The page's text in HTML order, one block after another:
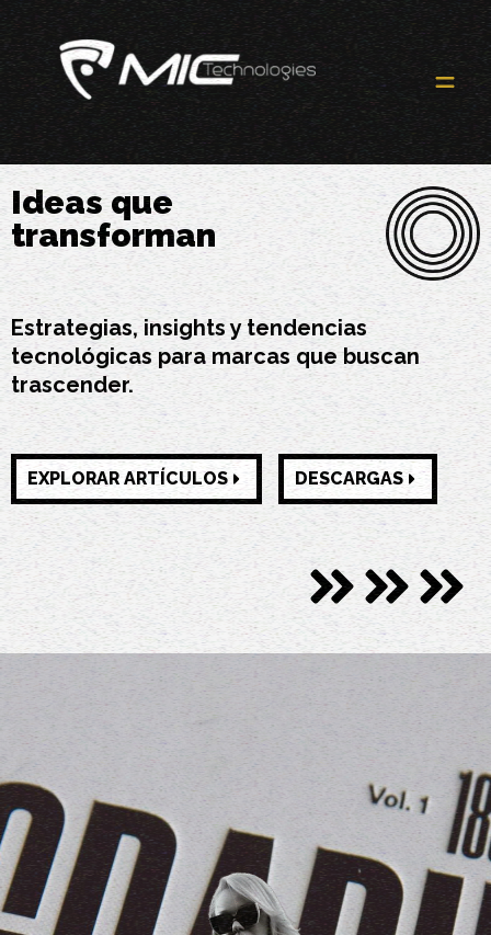
Ideas que
transforman
Estrategias, insights y tendencias
tecnológicas para marcas que buscan
trascender.
EXPLORAR ARTÍCULOS DESCARGAS